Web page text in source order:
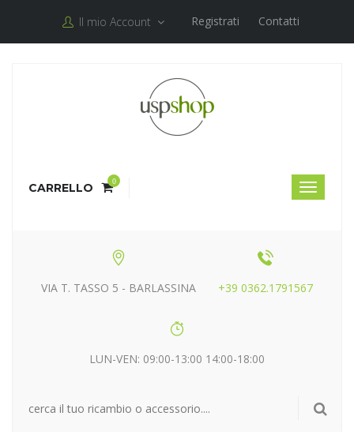
Il mio Account Registrati Contatti
CARRELLO 0
VIA T. TASSO 5 - BARLASSINA +39 0362.1791567
LUN-VEN: 09:00-13:00 14:00-18:00